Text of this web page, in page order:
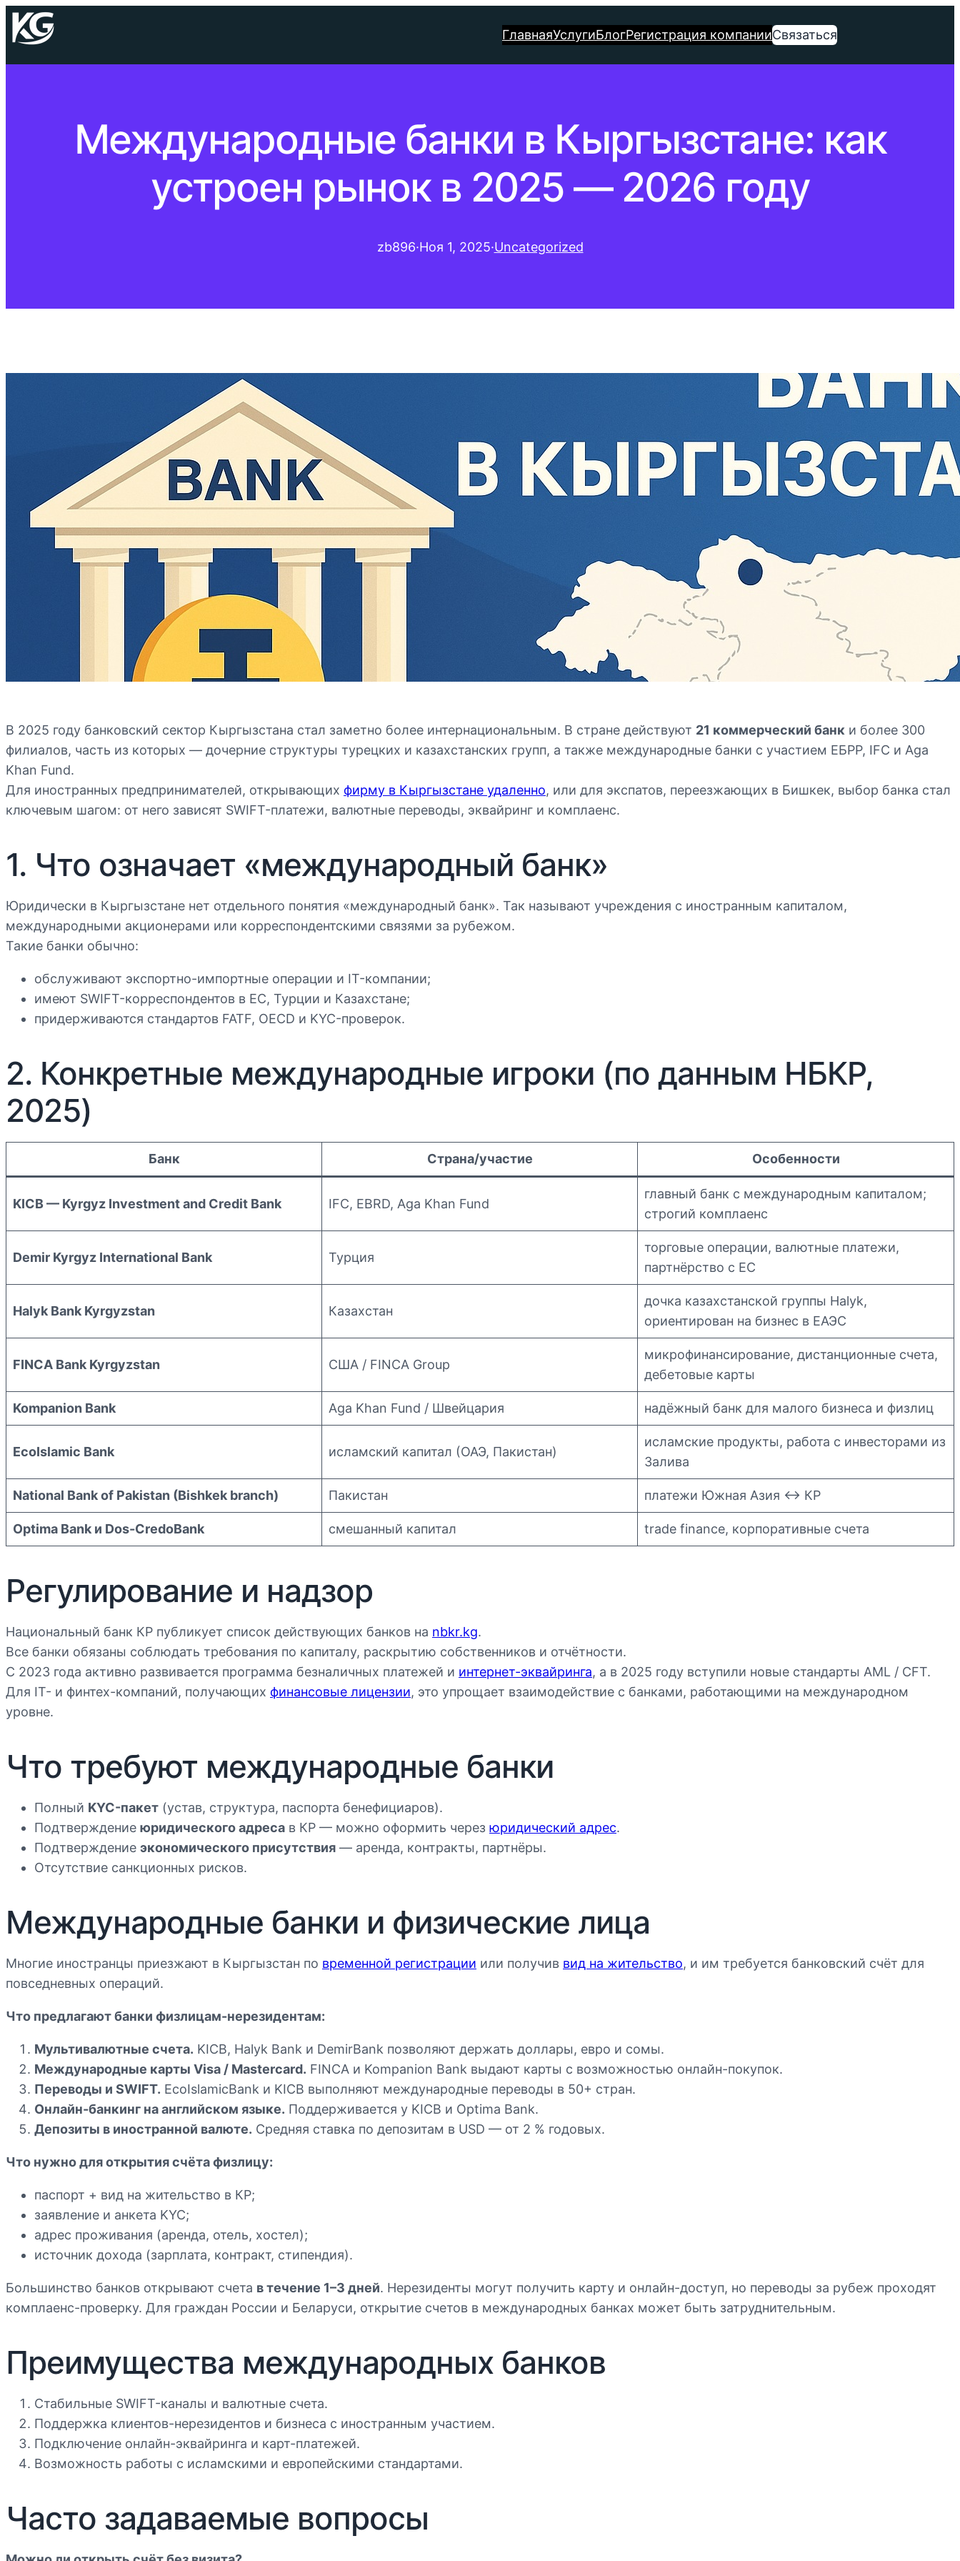
ГлавнаяУслугиБлогРегистрация компанииСвязаться
Международные банки в Кыргызстане: как
устроен рынок в 2025 — 2026 году
zb896·Ноя 1, 2025·Uncategorized
В 2025 году банковский сектор Кыргызстана стал заметно более интернациональным. В стране действуют 21 коммерческий банк и более 300
филиалов, часть из которых — дочерние структуры турецких и казахстанских групп, а также международные банки с участием ЕБРР, IFC и Aga
Khan Fund.
Для иностранных предпринимателей, открывающих фирму в Кыргызстане удаленно, или для экспатов, переезжающих в Бишкек, выбор банка стал
ключевым шагом: от него зависят SWIFT-платежи, валютные переводы, эквайринг и комплаенс.
1. Что означает «международный банк»
Юридически в Кыргызстане нет отдельного понятия «международный банк». Так называют учреждения с иностранным капиталом,
международными акционерами или корреспондентскими связями за рубежом.
Такие банки обычно:
обслуживают экспортно-импортные операции и IT-компании;
имеют SWIFT-корреспондентов в ЕС, Турции и Казахстане;
придерживаются стандартов FATF, OECD и KYC-проверок.
2. Конкретные международные игроки (по данным НБКР,
2025)
Банк Страна/участие Особенности
KICB — Kyrgyz Investment and Credit Bank IFC, EBRD, Aga Khan Fund
главный банк с международным капиталом;
строгий комплаенс
Demir Kyrgyz International Bank Турция
торговые операции, валютные платежи,
партнёрство с ЕС
Halyk Bank Kyrgyzstan Казахстан
дочка казахстанской группы Halyk,
ориентирован на бизнес в ЕАЭС
FINCA Bank Kyrgyzstan США / FINCA Group
микрофинансирование, дистанционные счета,
дебетовые карты
Kompanion Bank Aga Khan Fund / Швейцария надёжный банк для малого бизнеса и физлиц
EcoIslamic Bank исламский капитал (ОАЭ, Пакистан)
исламские продукты, работа с инвесторами из
Залива
National Bank of Pakistan (Bishkek branch) Пакистан платежи Южная Азия ↔ КР
Optima Bank и Dos-CredoBank смешанный капитал trade finance, корпоративные счета
Регулирование и надзор
Национальный банк КР публикует список действующих банков на nbkr.kg.
Все банки обязаны соблюдать требования по капиталу, раскрытию собственников и отчётности.
С 2023 года активно развивается программа безналичных платежей и интернет-эквайринга, а в 2025 году вступили новые стандарты AML / CFT.
Для IT- и финтех-компаний, получающих финансовые лицензии, это упрощает взаимодействие с банками, работающими на международном
уровне.
Что требуют международные банки
Полный KYC-пакет (устав, структура, паспорта бенефициаров).
Подтверждение юридического адреса в КР — можно оформить через юридический адрес.
Подтверждение экономического присутствия — аренда, контракты, партнёры.
Отсутствие санкционных рисков.
Международные банки и физические лица
Многие иностранцы приезжают в Кыргызстан по временной регистрации или получив вид на жительство, и им требуется банковский счёт для
повседневных операций.
Что предлагают банки физлицам-нерезидентам:
Мультивалютные счета. KICB, Halyk Bank и DemirBank позволяют держать доллары, евро и сомы.
Международные карты Visa / Mastercard. FINCA и Kompanion Bank выдают карты с возможностью онлайн-покупок.
Переводы и SWIFT. EcoIslamicBank и KICB выполняют международные переводы в 50+ стран.
Онлайн-банкинг на английском языке. Поддерживается у KICB и Optima Bank.
Депозиты в иностранной валюте. Средняя ставка по депозитам в USD — от 2 % годовых.
Что нужно для открытия счёта физлицу:
паспорт + вид на жительство в КР;
заявление и анкета KYC;
адрес проживания (аренда, отель, хостел);
источник дохода (зарплата, контракт, стипендия).
Большинство банков открывают счета в течение 1–3 дней. Нерезиденты могут получить карту и онлайн-доступ, но переводы за рубеж проходят
комплаенс-проверку. Для граждан России и Беларуси, открытие счетов в международных банках может быть затруднительным.
Преимущества международных банков
Стабильные SWIFT-каналы и валютные счета.
Поддержка клиентов-нерезидентов и бизнеса с иностранным участием.
Подключение онлайн-эквайринга и карт-платежей.
Возможность работы с исламскими и европейскими стандартами.
Часто задаваемые вопросы